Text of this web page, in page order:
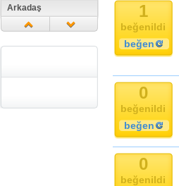
Arkadaş
Din
Zaman
1
beğenildi
beğen
0
beğenildi
beğen
0
beğenildi